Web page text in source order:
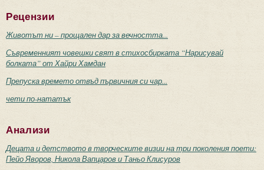
Рецензии
Животът ни – прощален дар за вечността...
Съвременният човешки свят в стихосбирката “Нарисувай
болката” от Хайри Хамдан
Препуска времето отвъд първичния си чар...
чети по-нататък
Анализи
Децата и детството в творческите визии на три поколения поети:
Пейо Яворов, Никола Вапцаров и Таньо Клисуров